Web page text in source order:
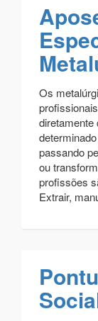
Os
diretamente
passando
ou
profissões
Extrair,